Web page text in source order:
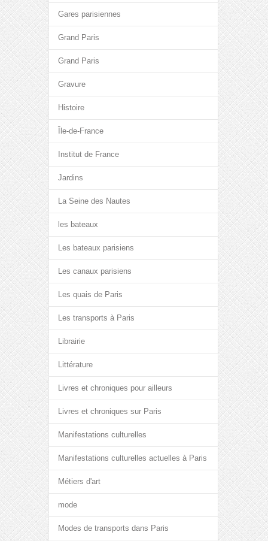
Gares parisiennes
Grand Paris
Grand Paris
Gravure
Histoire
Île-de-France
Institut de France
Jardins
La Seine des Nautes
les bateaux
Les bateaux parisiens
Les canaux parisiens
Les quais de Paris
Les transports à Paris
Librairie
Littérature
Livres et chroniques pour ailleurs
Livres et chroniques sur Paris
Manifestations culturelles
Manifestations culturelles actuelles à Paris
Métiers d'art
mode
Modes de transports dans Paris